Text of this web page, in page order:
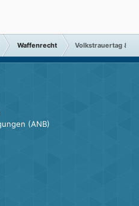
Waffenrecht Volkstrauertag &
(ANB)